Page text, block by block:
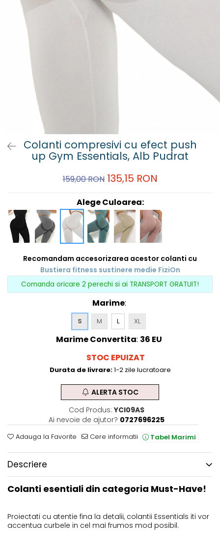
Colanti compresivi cu efect push
up Gym Essentials, Alb Pudrat
159,00 RON 135,15 RON
Alege Culoarea:
Recomandam accesorizarea acestor colanti cu
Bustiera fitness sustinere medie FiziOn
Comanda oricare 2 perechi si ai TRANSPORT GRATUIT!
Marime:
S M L XL
Marime Convertita: 36 EU
STOC EPUIZAT
Durata de livrare:1-2 zile lucratoare
ALERTA STOC
Cod Produs: YCI09AS
Ai nevoie de ajutor? 0727696225
Adauga la Favorite Cere informatii Tabel Marimi
Descriere
Colanti esentiali din categoria Must-Have!
Proiectati cu atentie fina la detalii, colantii Essentials iti vor
accentua curbele in cel mai frumos mod posibil.